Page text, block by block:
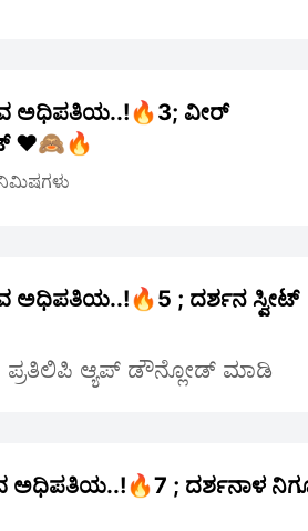
ಅಧಿಪತಿಯ..!🔥3; ವೀರ್
♥️🙈🔥
ಅಧಿಪತಿಯ..!🔥5 ; ದರ್ಶನ ಸ್ವೀಟ್
ಪ್ರತಿಲಿಪಿ ಆ್ಯಪ್ ಡೌನ್ಲೋಡ್ ಮಾಡಿ
ಅಧಿಪತಿಯ..!🔥7 ; ದರ್ಶನಾಳ